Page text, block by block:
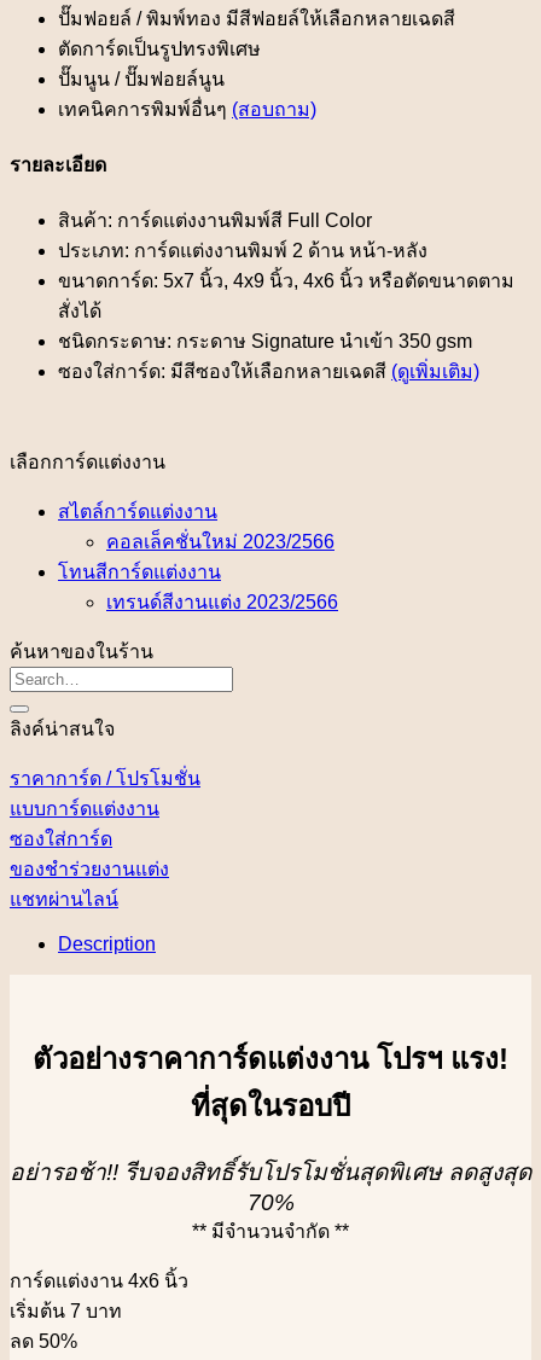
ปั๊มฟอยล์ / พิมพ์ทอง มีสีฟอยล์ให้เลือกหลายเฉดสี
ตัดการ์ดเป็นรูปทรงพิเศษ
ปั๊มนูน / ปั๊มฟอยล์นูน
เทคนิคการพิมพ์อื่นๆ (สอบถาม)
รายละเอียด
สินค้า: การ์ดแต่งงานพิมพ์สี Full Color
ประเภท: การ์ดแต่งงานพิมพ์ 2 ด้าน หน้า-หลัง
ขนาดการ์ด: 5x7 นิ้ว, 4x9 นิ้ว, 4x6 นิ้ว หรือตัดขนาดตาม
สั่งได้
ชนิดกระดาษ: กระดาษ Signature นำเข้า 350 gsm
ซองใส่การ์ด: มีสีซองให้เลือกหลายเฉดสี (ดูเพิ่มเติม)
เลือกการ์ดแต่งงาน
สไตล์การ์ดแต่งงาน
คอลเล็คชั่นใหม่ 2023/2566
โทนสีการ์ดแต่งงาน
เทรนด์สีงานแต่ง 2023/2566
ค้นหาของในร้าน
ลิงค์น่าสนใจ
ราคาการ์ด / โปรโมชั่น
แบบการ์ดแต่งงาน
ซองใส่การ์ด
ของชำร่วยงานแต่ง
แชทผ่านไลน์
Description
ตัวอย่างราคาการ์ดแต่งงาน โปรฯ แรง!
ที่สุดในรอบปี
อย่ารอช้า!! รีบจองสิทธิ์รับโปรโมชั่นสุดพิเศษ ลดสูงสุด
70%
** มีจำนวนจำกัด **
การ์ดแต่งงาน 4x6 นิ้ว
เริ่มต้น 7 บาท
ลด 50%